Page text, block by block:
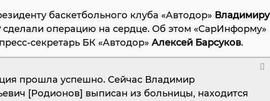
баскетбольного клуба «Автодор» Владимиру
сделали операцию на сердце. Об этом «СарИнформу»
секретарь БК «Автодор» Алексей Барсуков.
прошла успешно. Сейчас Владимир
[Родионов] выписан из больницы, находится